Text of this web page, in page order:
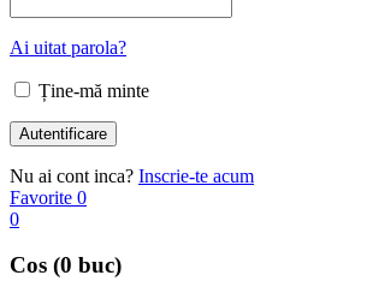
Ai uitat parola?
Ține-mă minte
Nu ai cont inca? Inscrie-te acum
Favorite 0
0
Cos (0 buc)